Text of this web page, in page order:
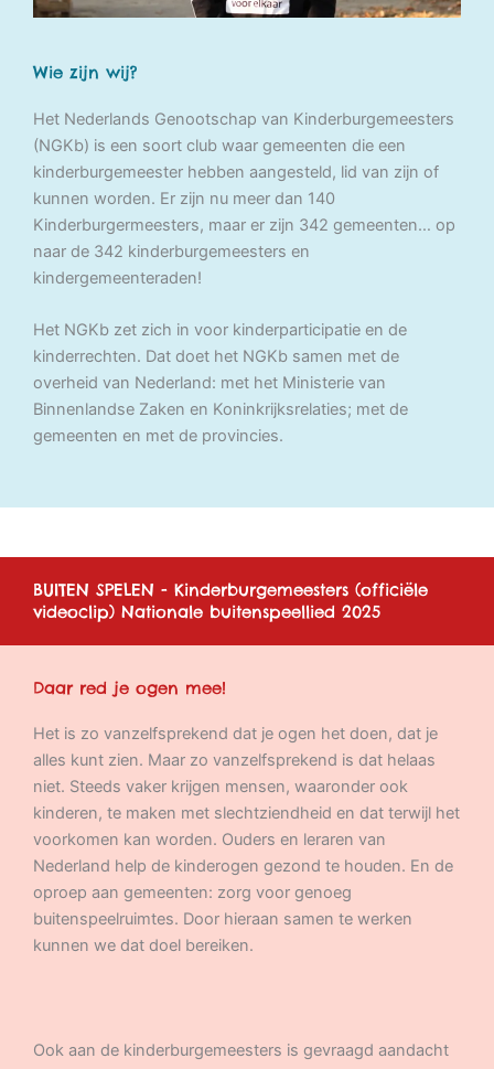
Wie zijn wij?
Het Nederlands Genootschap van Kinderburgemeesters
(NGKb) is een soort club waar gemeenten die een
kinderburgemeester hebben aangesteld, lid van zijn of
kunnen worden. Er zijn nu meer dan 140
Kinderburgermeesters, maar er zijn 342 gemeenten… op
naar de 342 kinderburgemeesters en
kindergemeenteraden!
Het NGKb zet zich in voor kinderparticipatie en de
kinderrechten. Dat doet het NGKb samen met de
overheid van Nederland: met het Ministerie van
Binnenlandse Zaken en Koninkrijksrelaties; met de
gemeenten en met de provincies.
BUITEN SPELEN - Kinder­burgemeesters (officiële
videoclip) Nationale buiten­speellied 2025
Daar red je ogen mee!
Het is zo vanzelfsprekend dat je ogen het doen, dat je
alles kunt zien. Maar zo vanzelfsprekend is dat helaas
niet. Steeds vaker krijgen mensen, waaronder ook
kinderen, te maken met slechtziendheid en dat terwijl het
voorkomen kan worden. Ouders en leraren van
Nederland help de kinderogen gezond te houden. En de
oproep aan gemeenten: zorg voor genoeg
buitenspeelruimtes. Door hieraan samen te werken
kunnen we dat doel bereiken.
Ook aan de kinderburgemeesters is gevraagd aandacht